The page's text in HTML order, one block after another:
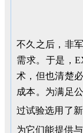
不久之后，非
需求。于是，
术，但也清楚
成本。为满足
过试验选用了
为它们能提供